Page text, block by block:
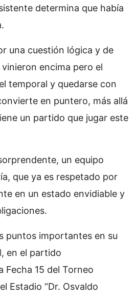
determina que había
una cuestión lógica y de
encima pero el
temporal y quedarse con
en puntero, más allá
un partido que jugar este
un equipo
que ya es respetado por
en un estado envidiable y
puntos importantes en su
en el partido
Fecha 15 del Torneo
Estadio “Dr. Osvaldo